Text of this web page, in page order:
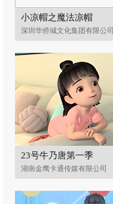
小凉帽之魔法凉帽
深圳华侨城文化集团有限公司
23号牛乃唐第一季
湖南金鹰卡通传媒有限公司